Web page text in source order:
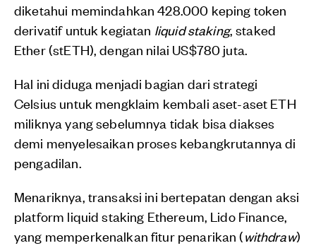
diketahui memindahkan 428.000 keping token
derivatif untuk kegiatan liquid staking, staked
Ether (stETH), dengan nilai US$780 juta.
Hal ini diduga menjadi bagian dari strategi
Celsius untuk mengklaim kembali aset-aset ETH
miliknya yang sebelumnya tidak bisa diakses
demi menyelesaikan proses kebangkrutannya di
pengadilan.
Menariknya, transaksi ini bertepatan dengan aksi
platform liquid staking Ethereum, Lido Finance,
yang memperkenalkan fitur penarikan (withdraw)